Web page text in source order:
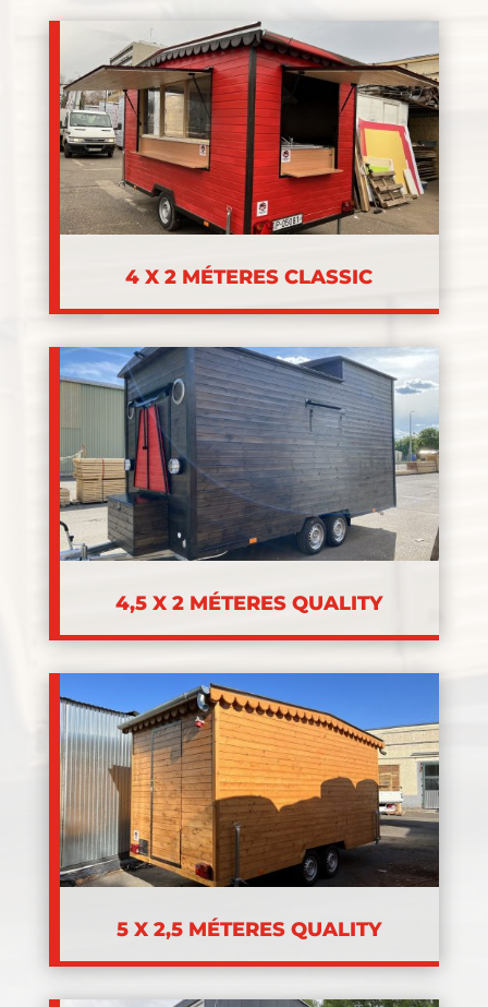
4 X 2 MÉTERES CLASSIC
4,5 X 2 MÉTERES QUALITY
5 X 2,5 MÉTERES QUALITY